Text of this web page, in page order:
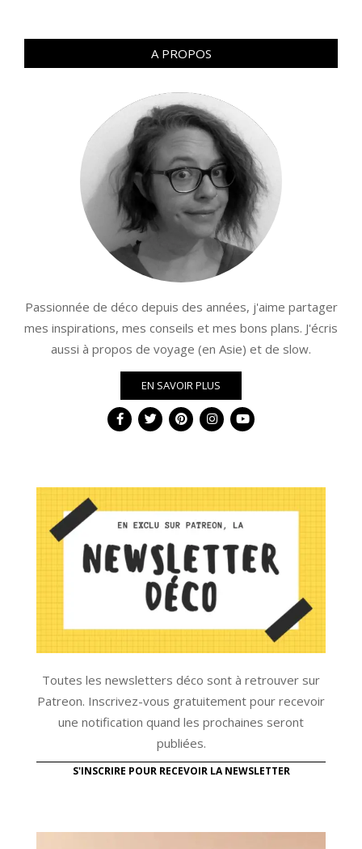
A PROPOS
Passionnée de déco depuis des années, j'aime partager
mes inspirations, mes conseils et mes bons plans. J'écris
aussi à propos de voyage (en Asie) et de slow.
EN SAVOIR PLUS
Toutes les newsletters déco sont à retrouver sur
Patreon. Inscrivez-vous gratuitement pour recevoir
une notification quand les prochaines seront
publiées.
S'INSCRIRE POUR RECEVOIR LA NEWSLETTER